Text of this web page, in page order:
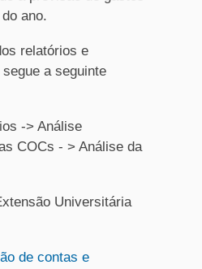
ano.
relatórios e
a seguinte
-> Análise
COCs - > Análise da
Universitária
de contas e